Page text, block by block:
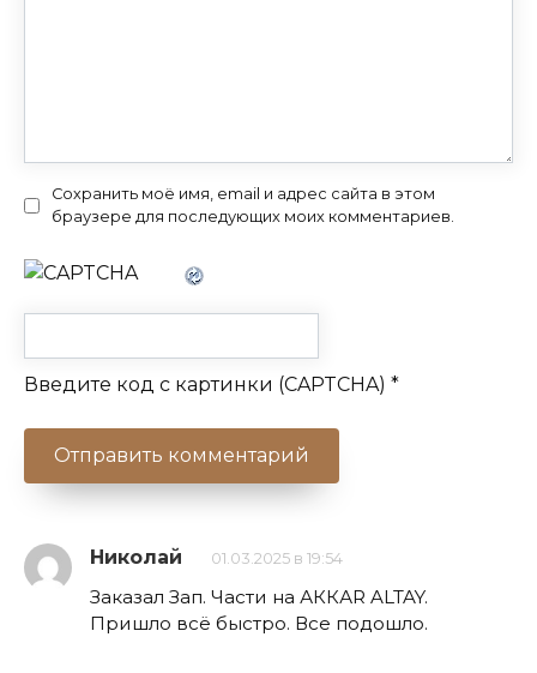
Сохранить моё имя, email и адрес сайта в этом
браузере для последующих моих комментариев.
Введите код с картинки (CAPTCHA) *
Николай 01.03.2025 в 19:54
Заказал Зап. Части на АККАR ALTAY.
Пришло всё быстро. Все подошло.